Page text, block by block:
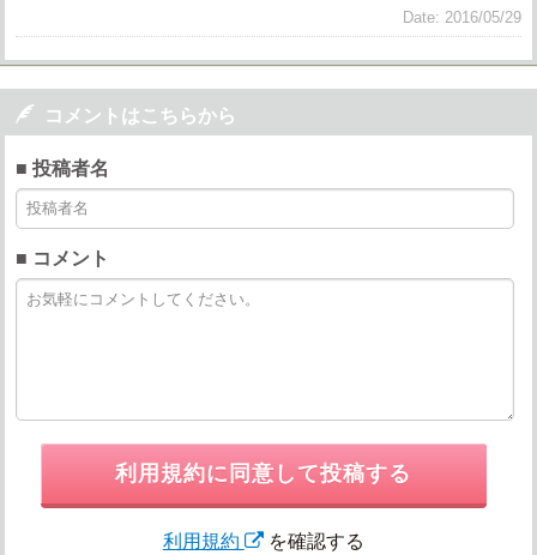
Date: 2016/05/29
 コメントはこちらから
■ 投稿者名
■ コメント
利用規約に同意して投稿する
利用規約 を確認する